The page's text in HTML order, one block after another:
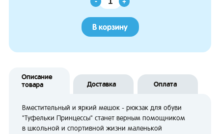
В корзину
Описание
товара
Доставка Оплата
Вместительный и яркий мешок - рюкзак для обуви
"Туфельки Принцессы" станет верным помощником
в школьной и спортивной жизни маленькой